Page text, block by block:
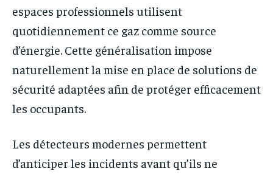
espaces professionnels utilisent
quotidiennement ce gaz comme source
d’énergie. Cette généralisation impose
naturellement la mise en place de solutions de
sécurité adaptées afin de protéger efficacement
les occupants.
Les détecteurs modernes permettent
d’anticiper les incidents avant qu’ils ne